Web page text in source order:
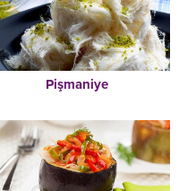
Pişmaniye